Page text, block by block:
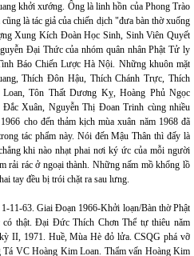
khởi xướng. Ông là linh hồn của Phong Trào
là tác giả của chiến dịch "đưa bàn thờ xuống
Xung Kích Đoàn Học Sinh, Sinh Viên Quyết
Đại Thức của nhóm quân nhân Phật Tử ly
Báo Chiến Lược Hà Nội. Những khuôn mặt
Thích Đôn Hậu, Thích Chánh Trực, Thích
Tôn Thất Dương Kỵ, Hoàng Phủ Ngọc
Xuân, Nguyễn Thị Đoan Trinh cùng nhiều
cho đến thảm kịch mùa xuân năm 1968 đã
tác phẩm này. Nói đến Mậu Thân thì đấy là
khi nào nhạt phai nơi ký ức của mỗi người
rải rác ở ngoại thành. Những nấm mồ khổng lồ
tay đều bị trói chặt ra sau lưng.
11-63. Giai Đoạn 1966-Khởi loạn/Bàn thờ Phật
thật. Đại Đức Thích Chơn Thể tự thiêu năm
II, 1971. Huề, Mùa Hè đỏ lửa. CSQG phá vỡ
VC Hoàng Kim Loan. Thẩm vấn Hoàng Kim